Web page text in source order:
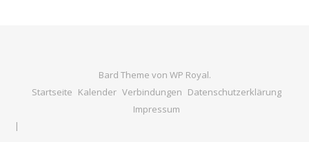
Bard Theme von WP Royal.
Startseite Kalender Verbindungen Datenschutzerklärung
Impressum